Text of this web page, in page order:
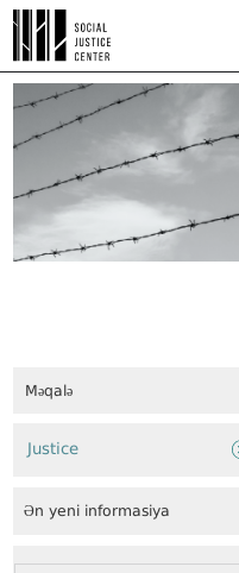
Məqalə
Justice
Ən yeni informasiya